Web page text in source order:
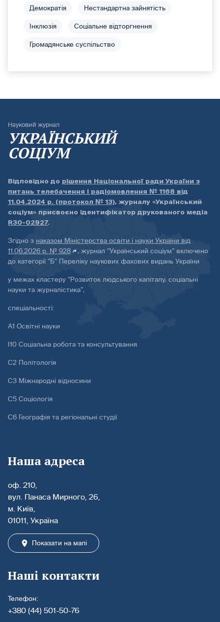
Демократія Нестандартна зайнятість
Інклюзія Соціальне відторгнення
Громадянське суспільство
Науковий журнал
УКРАЇНСЬКИЙ
СОЦІУМ
Відповідно до рішення Національної ради України з
питань телебачення і радіомовлення № 1168 від
11.04.2024 р. (протокол № 13), журналу «Український
соціум» присвоєно ідентифікатор друкованого медіа
R30-02927.
Згідно з наказом Міністерства освіти і науки України від
11.06.2026 р. № 928
, журнал “Український соціум” включено
до категорії “Б” Переліку наукових фахових видань України
у межах кластеру “Розвиток людського капіталу, соціальні
науки та журналістика”,
спеціальності:
А1 Освітні науки
І10 Соціальна робота та консультування
С2 Політологія
С3 Міжнародні відносини
С5 Соціологія
С6 Географія та регіональні студії
Наша адреса
оф. 210,
вул. Панаса Мирного, 26,
м. Київ,
01011, Україна
Показати на мапі
Наші контакти
Телефон:
+380 (44) 501-50-76